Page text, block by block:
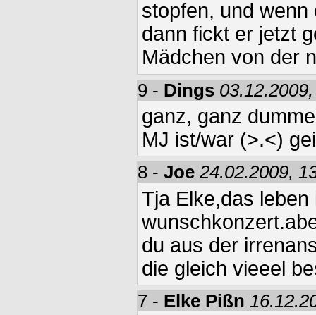
stopfen, und
dann fickt er jetzt
Mädchen von der
9 - Dings
ganz, ganz
MJ ist/war (>.<)
8 - Joe 24.02.2009,
Tja Elke,das leben
du aus der
die gleich vieeel
7 - Elke Pißn